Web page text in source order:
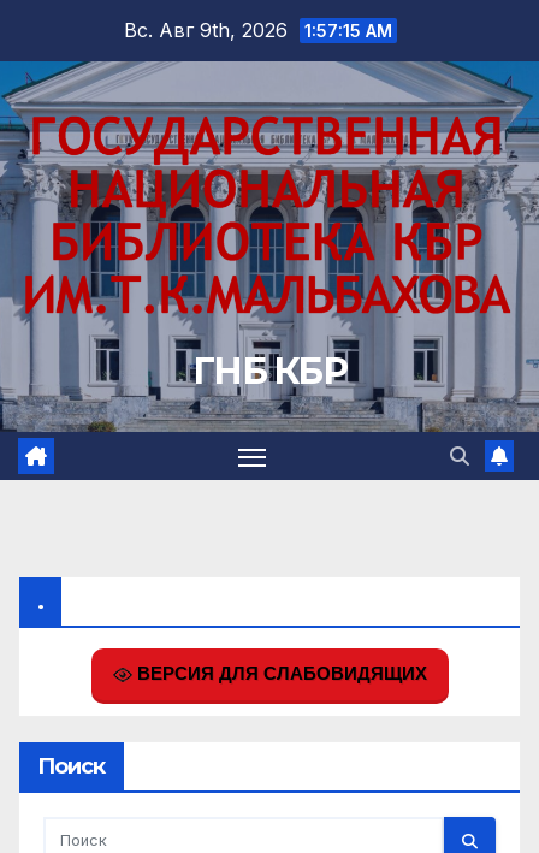
содержимому
Вс. Авг 9th, 2026 1:57:16 AM
ГНБ КБР
.
ВЕРСИЯ ДЛЯ СЛАБОВИДЯЩИХ
Поиск